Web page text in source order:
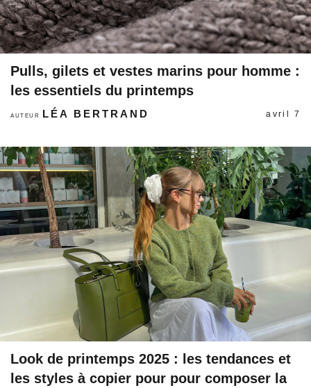
Pulls, gilets et vestes marins pour homme :
les essentiels du printemps
AUTEUR LÉA BERTRAND avril 7
Look de printemps 2025 : les tendances et
les styles à copier pour pour composer la